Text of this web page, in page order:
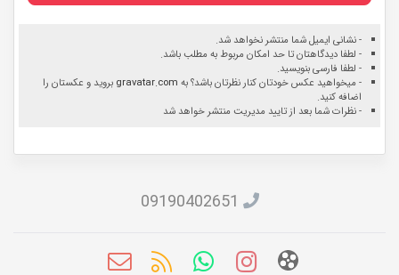
- نشانی ایمیل شما منتشر نخواهد شد.
- لطفا دیدگاهتان تا حد امکان مربوط به مطلب باشد.
- لطفا فارسی بنویسید.
- میخواهید عکس خودتان کنار نظرتان باشد؟ به gravatar.com بروید و عکستان را
اضافه کنید.
- نظرات شما بعد از تایید مدیریت منتشر خواهد شد
09190402651